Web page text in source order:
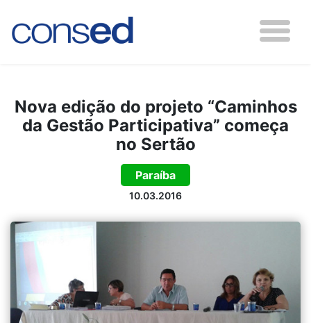
Nova edição do projeto “Caminhos
da Gestão Participativa” começa
no Sertão
Paraíba
10.03.2016